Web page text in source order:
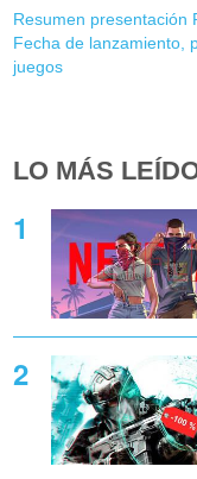
Resumen presentación
Fecha de lanzamiento,
juegos
LO MÁS